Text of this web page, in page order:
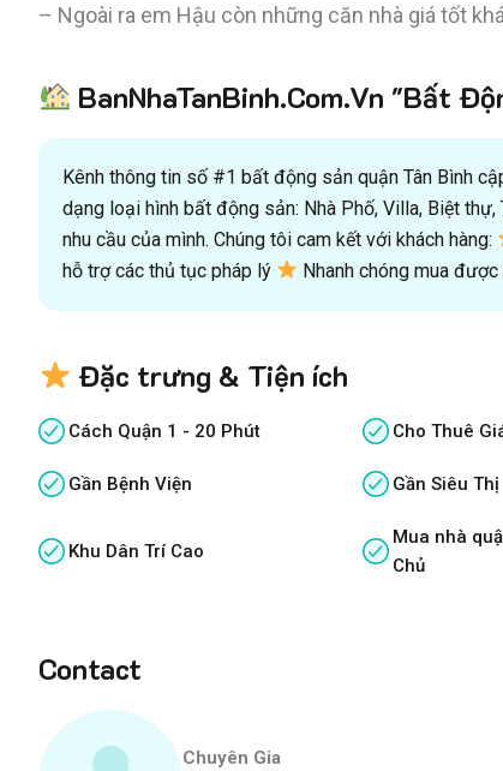
– Ngoài ra em Hậu còn những căn nhà giá tốt
BanNhaTanBinh.Com.Vn "Bất
Kênh thông tin số #1 bất động sản quận Tân Bình
dạng loại hình bất động sản: Nhà Phố, Villa, Biệt
nhu cầu của mình. Chúng tôi cam kết với khách hàng:
hỗ trợ các thủ tục pháp lý
Nhanh chóng mua được
Đặc trưng & Tiện ích
Cách Quận 1 - 20 Phút Cho Thuê
Gần Bệnh Viện Gần Siêu Thị
Khu Dân Trí Cao
Mua nhà
Chủ
Contact
Chuyên Gia